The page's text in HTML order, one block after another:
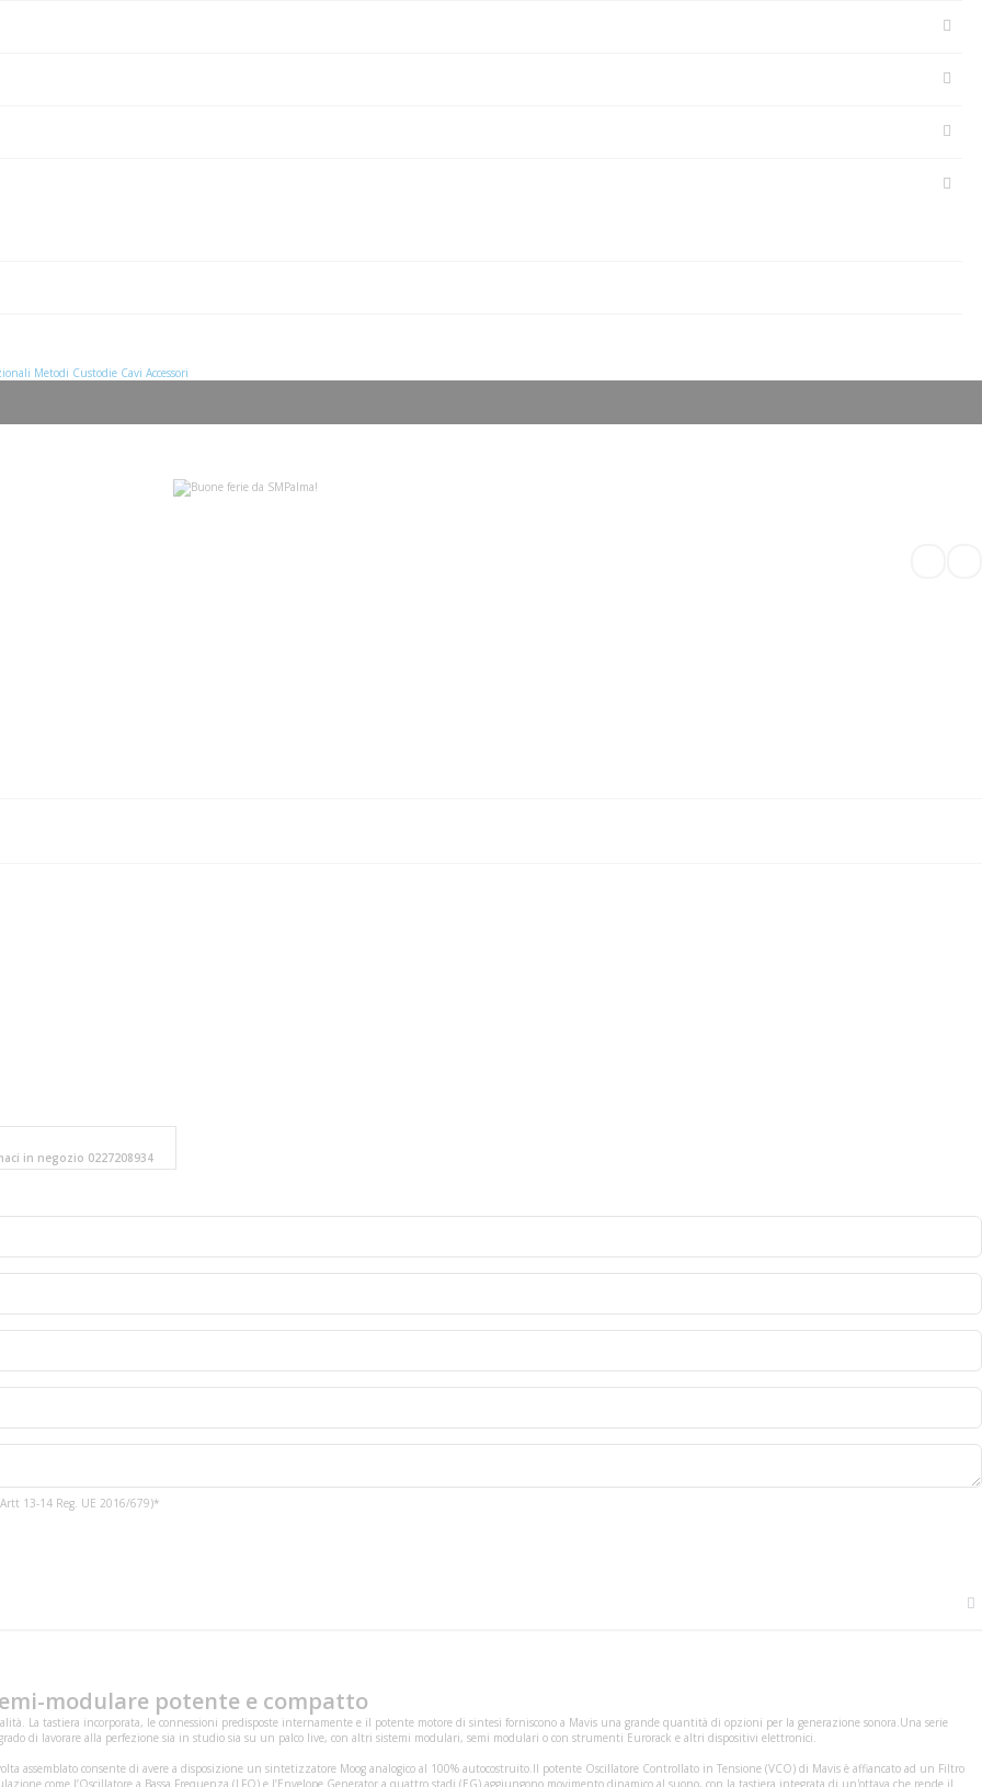
Metodi Custodie Cavi Accessori
in negozio 0227208934
13-14 Reg. UE 2016/679)*
modulare potente e compatto
La tastiera incorporata, le connessioni predisposte internamente e il potente motore di sintesi forniscono a Mavis una grande quantità di opzioni per la generazione sonora.Una serie
di lavorare alla perfezione sia in studio sia su un palco live, con altri sistemi modulari, semi modulari o con strumenti Eurorack e altri dispositivi elettronici.
consente di avere a disposizione un sintetizzatore Moog analogico al 100% autocostruito.Il potente Oscillatore Controllato in Tensione (VCO) di Mavis è affiancato ad un Filtro
come l’Oscillatore a Bassa Frequenza (LFO) e l’Envelope Generator a quattro stadi (EG) aggiungono movimento dinamico al suono, con la tastiera integrata di un'ottava che rende il